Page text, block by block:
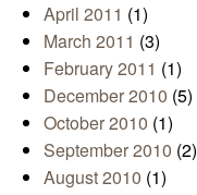
April 2011 (1)
March 2011 (3)
February 2011 (1)
December 2010 (5)
October 2010 (1)
September 2010 (2)
August 2010 (1)